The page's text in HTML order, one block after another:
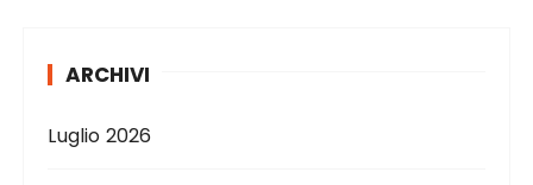
ARCHIVI
Luglio 2026